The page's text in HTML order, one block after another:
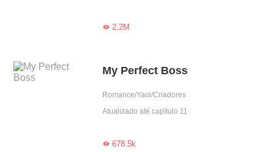
2.2M
My Perfect Boss
Romance/Yaoi/Criadores
Atualizado até capítulo 11
678.5k